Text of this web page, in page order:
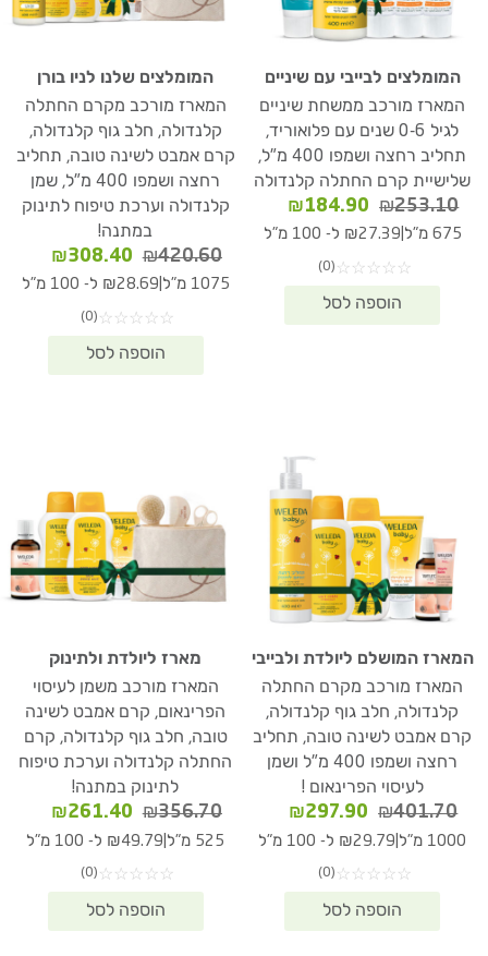
המומלצים לבייבי עם שיניים
המארז מורכב ממשחת שיניים
לגיל 0-6 שנים עם פלואוריד,
תחליב רחצה ושמפו 400 מ"ל,
שלישיית קרם החתלה קלנדולה
₪253.10
המחיר
המקורי
₪253.10.
₪184.90
המחיר
הנוכחי
₪184.90.
675 מ"ל ₪27.39 ל- 100 מ"ל
☆
☆
☆
☆
☆
(0)
המומלצים שלנו לניו בורן
המארז מורכב מקרם החתלה
קלנדולה, חלב גוף קלנדולה,
קרם אמבט לשינה טובה, תחליב
רחצה ושמפו 400 מ"ל, שמן
קלנדולה וערכת טיפוח לתינוק
במתנה!
₪420.60
המחיר
המקורי
₪420.60.
₪308.40
הנוכחי
1075 מ"ל ₪28.69 ל- 100 מ"ל
☆
☆
☆
☆
☆
(0)
המארז המושלם ליולדת ולבייבי
המארז מורכב מקרם החתלה
קלנדולה, חלב גוף קלנדולה,
קרם אמבט לשינה טובה, תחליב
רחצה ושמפו 400 מ"ל ושמן
לעיסוי הפרינאום !
₪401.70
המחיר
המקורי
₪401.70.
₪297.90
המחיר
הנוכחי
1000 מ"ל ₪29.79 ל- 100 מ"ל
☆
☆
☆
☆
☆
(0)
מארז ליולדת ולתינוק
המארז מורכב משמן לעיסוי
הפרינאום, קרם אמבט לשינה
טובה, חלב גוף קלנדולה, קרם
החתלה קלנדולה וערכת טיפוח
לתינוק במתנה!
₪356.70
המחיר
המקורי
₪356.70.
₪261.40
הנוכחי
525 מ"ל ₪49.79 ל- 100 מ"ל
☆
☆
☆
☆
☆
(0)